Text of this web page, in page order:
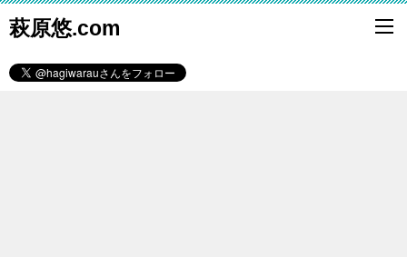
萩原悠.com